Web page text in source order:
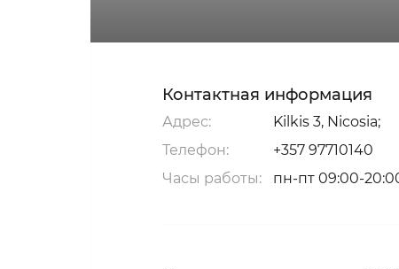
Контактная информация
Адрес:
Kilkis 3, Nicosia;
Телефон:
+357 97710140
Часы работы:
пн-пт 09:00-